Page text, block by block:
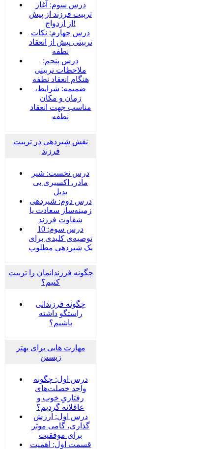
درس سوم: آغاز
تربیت فرزند از پیش
از ازدواج!
درس چهارم: نکات
تربیتی پیش از انعقاد
نطفه
درس پنجم:
ملاحظات تربیتی
هنگام انعقاد نطفه
ضمیمه‌: شرایط،
زمان و مکان
مناسب جهت انعقاد
نطفه
نقش شیردهی در تربیت
فرزند
درس نخست: شیر
مادر، اکسیری بی
بدیل
درس دوم: شیردهی
زمینه‌ساز سعادت یا
شقاوت فرزند
درس سوم: 10
توصیه‌ی کلیدی برای
یک شیردهی مطلوب
چگونه فرزندانمان را تربیت
کنیم؟
چگونه فرزندانی
راستگو داشته
باشیم؟
مهارت هایی برای بهتر
زیستن
درس اول: چگونه
واجد خصلت‌های
رفتاریِ خوب و
عاقلانه گردیم؟
درس اول: ارزش
گذاری، گامی موثر
برای موفقیت
قسمت اول: اهمیت